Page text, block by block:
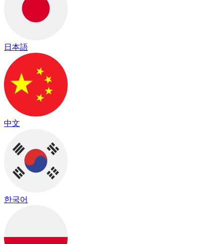
日本語
中文
한국어